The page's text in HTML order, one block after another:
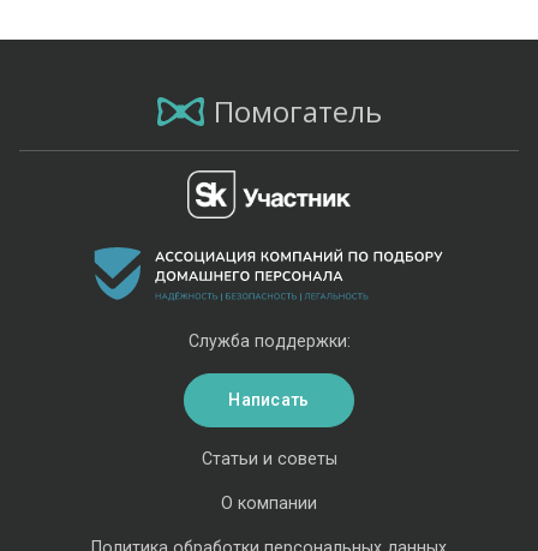
Помогатель
Статьи и советы
О компании
Служба поддержки:
Написать